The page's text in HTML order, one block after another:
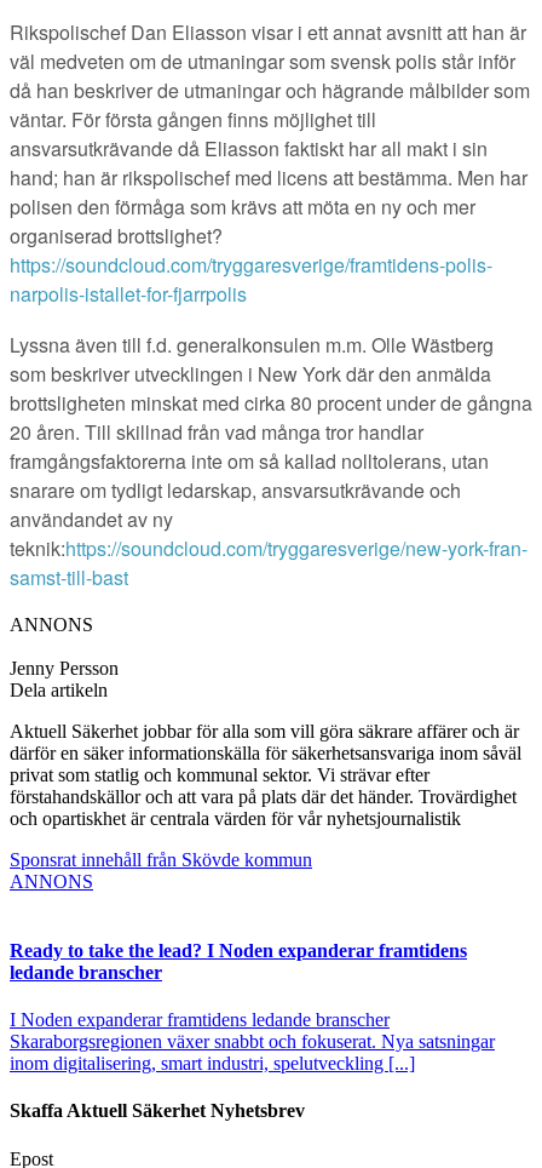
Rikspolischef Dan Eliasson visar i ett annat avsnitt att han är
väl medveten om de utmaningar som svensk polis står inför
då han beskriver de utmaningar och hägrande målbilder som
väntar. För första gången finns möjlighet till
ansvarsutkrävande då Eliasson faktiskt har all makt i sin
hand; han är rikspolischef med licens att bestämma. Men har
polisen den förmåga som krävs att möta en ny och mer
organiserad brottslighet?
https://soundcloud.com/tryggaresverige/framtidens-polis-
narpolis-istallet-for-fjarrpolis
Lyssna även till f.d. generalkonsulen m.m. Olle Wästberg
som beskriver utvecklingen i New York där den anmälda
brottsligheten minskat med cirka 80 procent under de gångna
20 åren. Till skillnad från vad många tror handlar
framgångsfaktorerna inte om så kallad nolltolerans, utan
snarare om tydligt ledarskap, ansvarsutkrävande och
användandet av ny
teknik:https://soundcloud.com/tryggaresverige/new-york-fran-
samst-till-bast
ANNONS
Jenny Persson
Dela artikeln
Aktuell Säkerhet jobbar för alla som vill göra säkrare affärer och är
därför en säker informationskälla för säkerhetsansvariga inom såväl
privat som statlig och kommunal sektor. Vi strävar efter
förstahandskällor och att vara på plats där det händer. Trovärdighet
och opartiskhet är centrala värden för vår nyhetsjournalistik
Sponsrat innehåll från Skövde kommun
ANNONS
Ready to take the lead? I Noden expanderar framtidens
ledande branscher
I Noden expanderar framtidens ledande branscher
Skaraborgsregionen växer snabbt och fokuserat. Nya satsningar
inom digitalisering, smart industri, spelutveckling [...]
Skaffa Aktuell Säkerhet Nyhetsbrev
Epost